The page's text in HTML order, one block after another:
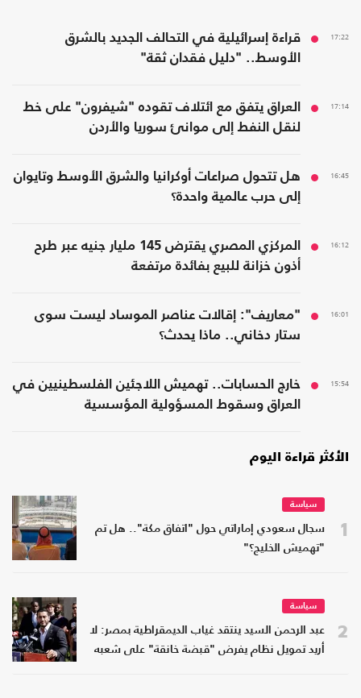
17:22
قراءة إسرائيلية في التحالف الجديد بالشرق
الأوسط.. "دليل فقدان ثقة"
17:14
العراق يتفق مع ائتلاف تقوده "شيفرون" على خط
لنقل النفط إلى موانئ سوريا والأردن
16:45
هل تتحول صراعات أوكرانيا والشرق الأوسط وتايوان
إلى حرب عالمية واحدة؟
16:12
المركزي المصري يقترض 145 مليار جنيه عبر طرح
أذون خزانة للبيع بفائدة مرتفعة
16:01
"معاريف": إقالات عناصر الموساد ليست سوى
ستار دخاني.. ماذا يحدث؟
15:54
خارج الحسابات.. تهميش اللاجئين الفلسطينيين في
العراق وسقوط المسؤولية المؤسسية
الأكثر قراءة اليوم
1
سياسة
سجال سعودي إماراتي حول "اتفاق مكة".. هل تم
"تهميش الخليج؟"
2
سياسة
عبد الرحمن السيد ينتقد غياب الديمقراطية بمصر: لا
أريد تمويل نظام يفرض "قبضة خانقة" على شعبه